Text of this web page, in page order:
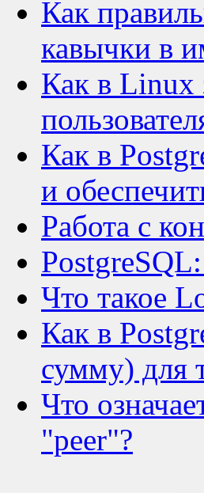
Как
кавычки в
Как в Linux
Как в
и
Работа с
Что такое
Как в
сумму) для
Что
"peer"?